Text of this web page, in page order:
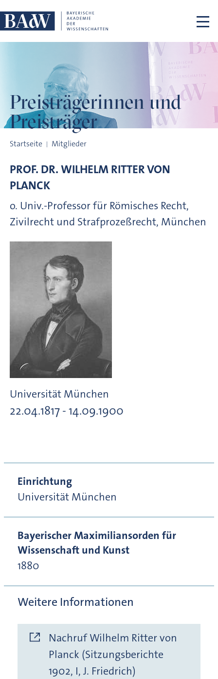
Preisträgerinnen und
Preisträger
Startseite Mitglieder
PROF. DR.WILHELM RITTER VON
PLANCK
o. Univ.-Professor für Römisches Recht,
Zivilrecht und Strafprozeßrecht, München
Universität München
22.04.1817 - 14.09.1900
Einrichtung
Universität München
Bayerischer Maximiliansorden für
Wissenschaft und Kunst
1880
Weitere Informationen
Nachruf Wilhelm Ritter von
Planck (Sitzungsberichte
1902, I, J. Friedrich)